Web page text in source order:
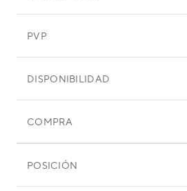
PVP
DISPONIBILIDAD
COMPRA
POSICIÓN